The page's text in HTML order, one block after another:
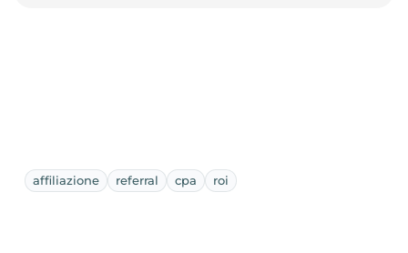
affiliazione referral cpa roi